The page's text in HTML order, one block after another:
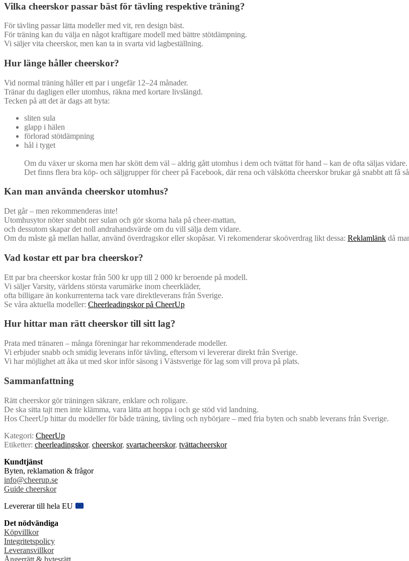
Vilka cheerskor passar bäst för tävling respektive träning?
För tävling passar lätta modeller med vit, ren design bäst.
För träning kan du välja en något kraftigare modell med bättre stötdämpning.
Vi säljer vita cheerskor, men kan ta in svarta vid lagbeställning.
Hur länge håller cheerskor?
Vid normal träning håller ett par i ungefär 12–24 månader.
Tränar du dagligen eller utomhus, räkna med kortare livslängd.
Tecken på att det är dags att byta:
sliten sula
glapp i hälen
förlorad stötdämpning
hål i tyget
Om du växer ur skorna men har skött dem väl – aldrig gått utomhus i dem och tvättat för hand – kan de ofta säljas vidare.
Det finns flera bra köp- och säljgrupper för cheer på Facebook, där rena och välskötta cheerskor brukar gå snabbt att få
Kan man använda cheerskor utomhus?
Det går – men rekommenderas inte!
Utomhusytor nöter snabbt ner sulan och gör skorna hala på cheer-mattan,
och dessutom skapar det noll andrahandsvärde om du vill sälja dem vidare.
Om du måste gå mellan hallar, använd överdragskor eller skopåsar. Vi rekomenderar skoöverdrag likt dessa: Reklamlänk då
Vad kostar ett par bra cheerskor?
Ett par bra cheerskor kostar från 500 kr upp till 2 000 kr beroende på modell.
Vi säljer Varsity, världens största varumärke inom cheerkläder,
ofta billigare än konkurrenterna tack vare direktleverans från Sverige.
Se våra aktuella modeller: Cheerleadingskor på CheerUp
Hur hittar man rätt cheerskor till sitt lag?
Prata med tränaren – många föreningar har rekommenderade modeller.
Vi erbjuder snabb och smidig leverans inför tävling, eftersom vi levererar direkt från Sverige.
Vi har möjlighet att åka ut med skor inför säsong i Västsverige för lag som vill prova på plats.
Sammanfattning
Rätt cheerskor gör träningen säkrare, enklare och roligare.
De ska sitta tajt men inte klämma, vara lätta att hoppa i och ge stöd vid landning.
Hos CheerUp hittar du modeller för både träning, tävling och nybörjare – med fria byten och snabb leverans från Sverige.
Kategori: CheerUp
Etiketter: cheerleadingskor, cheerskor, svartacheerskor, tvättacheerskor
Kundtjänst
Byten, reklamation & frågor
info@cheerup.se
Guide cheerskor
Levererar till hela EU
Det nödvändiga
Köpvillkor
Integritetspolicy
Leveransvillkor
Ångerrätt & bytesrätt